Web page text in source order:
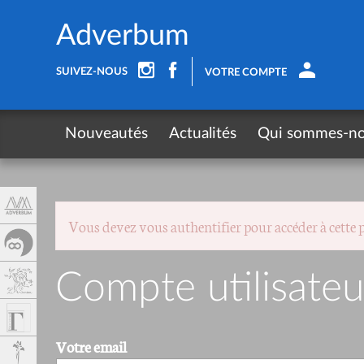
Vous devez vous authentifier pour accéder à cette
Compte
Votre email
Adverbum
SUIVEZ-NOUS VOTRE COMPTE
Nouveautés Actualités Qui sommes-